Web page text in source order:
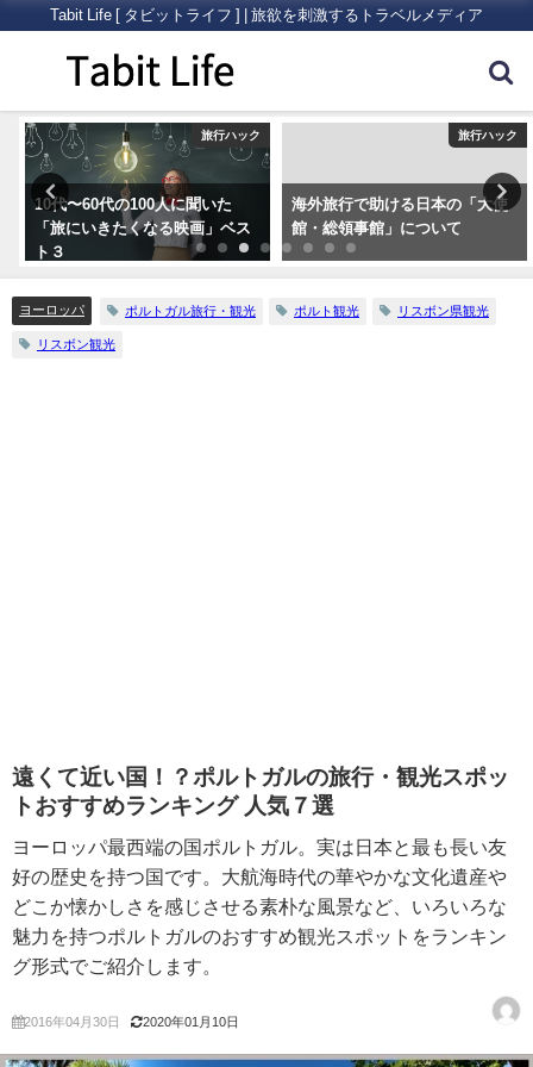
Tabit Life [ タビットライフ ] | 旅欲を刺激するトラベルメディア
旅行ハック
10代〜60代の100人に聞いた
「旅にいきたくなる映画」ベス
ト３
旅行ハック
海外旅行で助ける日本の「大使
館・総領事館」について
ヨーロッパ ポルトガル旅行・観光 ポルト観光 リスボン県観光
リスボン観光
遠くて近い国！？ポルトガルの旅行・観光スポッ
トおすすめランキング 人気７選
ヨーロッパ最西端の国ポルトガル。実は日本と最も長い友
好の歴史を持つ国です。大航海時代の華やかな文化遺産や
どこか懐かしさを感じさせる素朴な風景など、いろいろな
魅力を持つポルトガルのおすすめ観光スポットをランキン
グ形式でご紹介します。
2016年04月30日 2020年01月10日